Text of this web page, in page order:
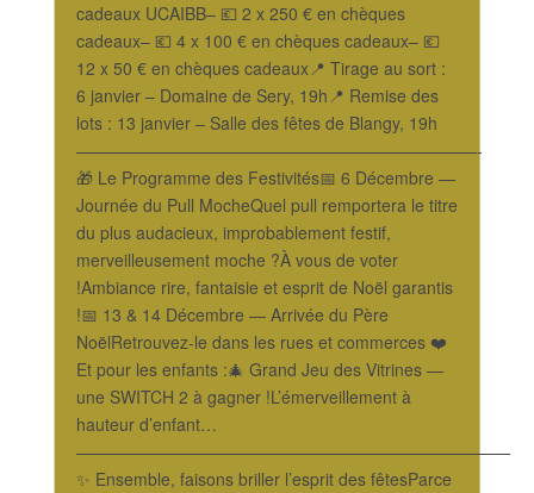
cadeaux UCAIBB– 💶 2 x 250 € en chèques
cadeaux– 💶 4 x 100 € en chèques cadeaux– 💶
12 x 50 € en chèques cadeaux📍 Tirage au sort :
6 janvier – Domaine de Sery, 19h📍 Remise des
lots : 13 janvier – Salle des fêtes de Blangy, 19h
————————————————————————-
🎁 Le Programme des Festivités📅 6 Décembre —
Journée du Pull MocheQuel pull remportera le titre
du plus audacieux, improbablement festif,
merveilleusement moche ?À vous de voter
!Ambiance rire, fantaisie et esprit de Noël garantis
!📅 13 & 14 Décembre — Arrivée du Père
NoëlRetrouvez-le dans les rues et commerces ❤️
Et pour les enfants :🎄 Grand Jeu des Vitrines —
une SWITCH 2 à gagner !L’émerveillement à
hauteur d’enfant…
——————————————————————————
✨ Ensemble, faisons briller l’esprit des fêtesParce